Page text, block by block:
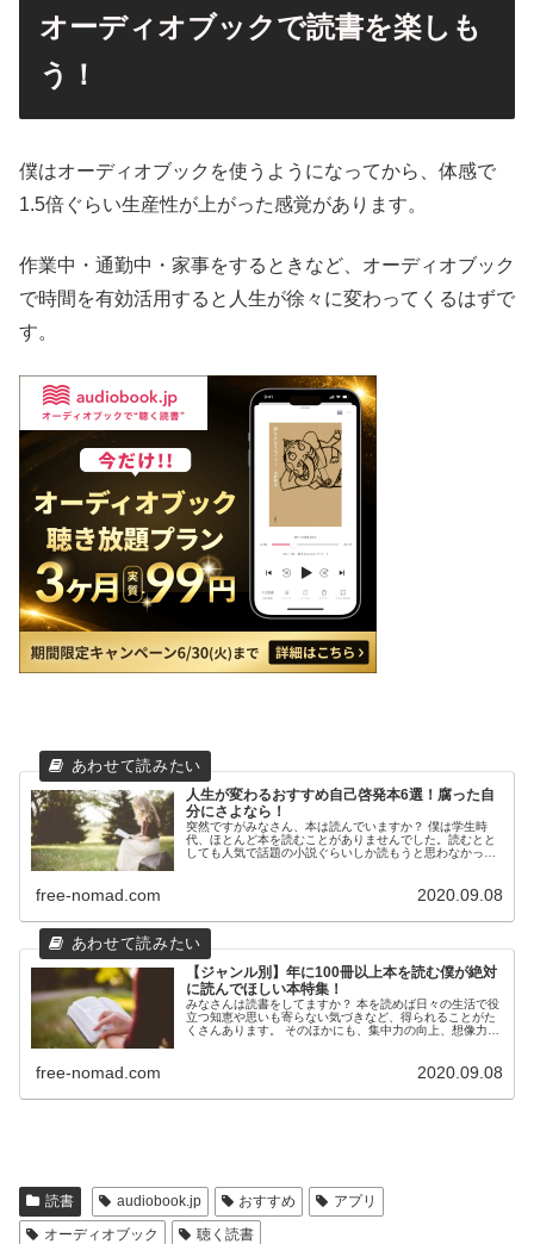
オーディオブックで読書を楽しも
う！
僕はオーディオブックを使うようになってから、体感で
1.5倍ぐらい生産性が上がった感覚があります。
作業中・通勤中・家事をするときなど、オーディオブック
で時間を有効活用すると人生が徐々に変わってくるはずで
す。
人生が変わるおすすめ自己啓発本6選！腐った自
分にさよなら！
突然ですがみなさん、本は読んでいますか？ 僕は学生時
代、ほとんど本を読むことがありませんでした。読むとと
しても人気で話題の小説ぐらいしか読もうと思わなかった
free-nomad.com 2020.09.08
【ジャンル別】年に100冊以上本を読む僕が絶対
に読んでほしい本特集！
みなさんは読書をしてますか？ 本を読めば日々の生活で役
立つ知恵や思いも寄らない気づきなど、得られることがた
くさんあります。 そのほかにも、集中力の向上、想像力が
free-nomad.com 2020.09.08
読書 audiobook.jp おすすめ
アプリ
オーディオブック
聴く読書